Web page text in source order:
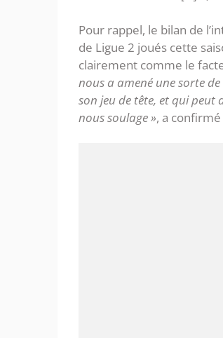
Pour rappel, le bilan de
de Ligue 2 joués cette
clairement comme le
nous a amené une sorte
son jeu de tête, et qui
nous soulage », a confirmé